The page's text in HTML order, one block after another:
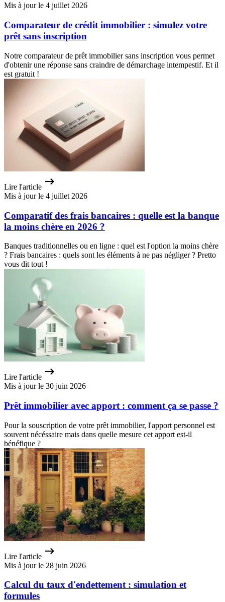
Mis à jour le 4 juillet 2026
Comparateur de crédit immobilier : simulez votre
prêt sans inscription
Notre comparateur de prêt immobilier sans inscription vous permet
d'obtenir une réponse sans craindre de démarchage intempestif. Et il
est gratuit !
Lire l'article
Mis à jour le 4 juillet 2026
Comparatif des frais bancaires : quelle est la banque
la moins chère en 2026 ?
Banques traditionnelles ou en ligne : quel est l'option la moins chère
? Frais bancaires : quels sont les éléments à ne pas négliger ? Pretto
vous dit tout !
Lire l'article
Mis à jour le 30 juin 2026
Prêt immobilier avec apport : comment ça se passe ?
Pour la souscription de votre prêt immobilier, l'apport personnel est
souvent nécéssaire mais dans quelle mesure cet apport est-il
bénéfique ?
Lire l'article
Mis à jour le 28 juin 2026
Calcul du taux d'endettement : simulation et
formules